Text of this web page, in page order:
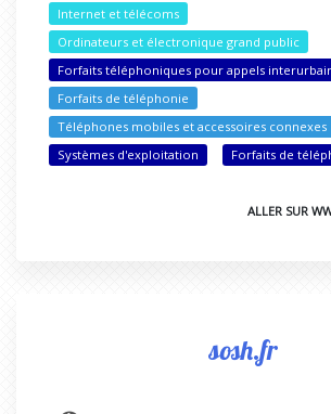
Internet et télécoms
Ordinateurs et électronique grand public
Forfaits téléphoniques pour appels
Forfaits de téléphonie
Téléphones mobiles et accessoires connexes
Systèmes d'exploitation
Forfaits de
ALLER SUR
sosh.fr